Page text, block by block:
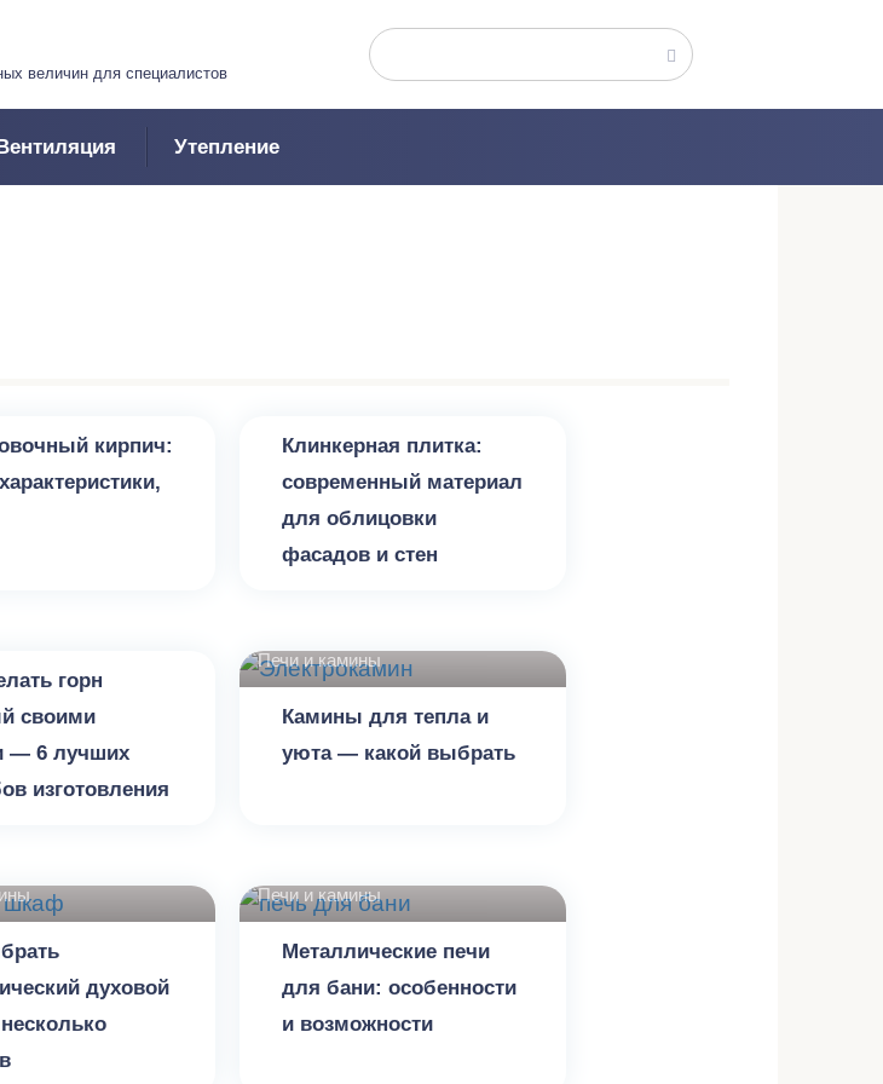
величин для специалистов
Поиск:
Утепление
кирпич:
Клинкерная плитка:
современный материал
для облицовки
фасадов и стен
горн
своими
— 6 лучших
изготовления
Печи и камины
Камины для тепла и
уюта — какой выбрать
духовой
Печи и камины
Металлические печи
для бани: особенности
и возможности